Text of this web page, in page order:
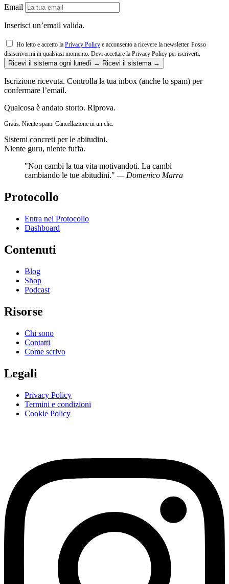
Email
Inserisci un’email valida.
Ho letto e accetto la Privacy Policy e acconsento a ricevere la newsletter. Posso
disiscrivermi in qualsiasi momento. Devi accettare la Privacy Policy per iscriverti.
Ricevi il sistema ogni lunedì → Ricevi il sistema →
Iscrizione ricevuta. Controlla la tua inbox (anche lo spam) per
confermare l’email.
Qualcosa è andato storto. Riprova.
Gratis. Niente spam. Cancellazione in un clic.
Sistemi concreti per le abitudini.
Niente guru, niente fuffa.
"Non cambi la tua vita motivandoti. La cambi
cambiando le tue abitudini." — Domenico Marra
Protocollo
Entra nel Protocollo
Dashboard
Contenuti
Blog
Shop
Podcast
Risorse
Chi sono
Contatti
Come scrivo
Legali
Privacy Policy
Termini e condizioni
Cookie Policy